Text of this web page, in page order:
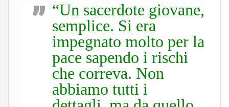
“Un sacerdote giovane,
semplice. Si era
impegnato molto per la
pace sapendo i rischi
che correva. Non
abbiamo tutti i